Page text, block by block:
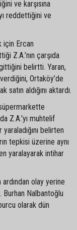
ve karşısına
reddettiğini ve
için Ercan
Z.A.’nın çarşıda
belirtti. Yaran,
Ortaköy’de
aldığını aktardı.
süpermarkette
Z.A.’yı muhtelif
belirten
tepkisi üzerine aynı
yaralayarak intihar
ardından olay yerine
Burhan Nalbantoğlu
olarak dün